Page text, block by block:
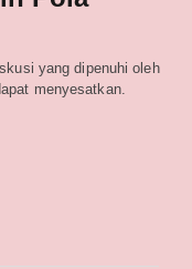
yang dipenuhi oleh
menyesatkan.